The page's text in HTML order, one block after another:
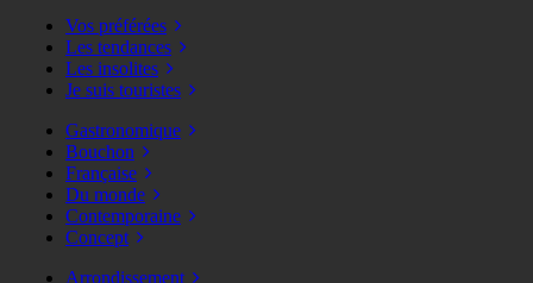
Vos préférées
Les tendances
Les insolites
Je suis touristes
Gastronomique
Bouchon
Française
Du monde
Contemporaine
Concept
Arrondissement